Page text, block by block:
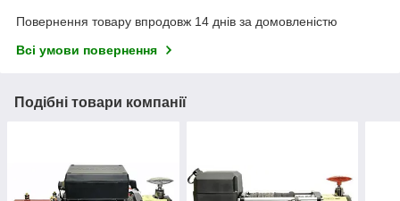
Повернення товару впродовж 14 днів за домовленістю
Всі умови повернення
Подібні товари компанії